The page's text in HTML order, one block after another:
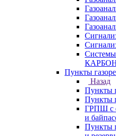
Системы
Пункты
Назад
Пункты
Пункты
ГРПШ с
и
Пункты